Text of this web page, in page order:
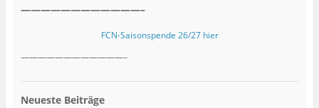
————————————–
FCN-Saisonspende 26/27 hier
————————————–
Neueste Beiträge